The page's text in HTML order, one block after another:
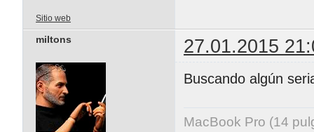
Sitio web
miltons 27.01.2015
Buscando algún
MacBook Pro (14